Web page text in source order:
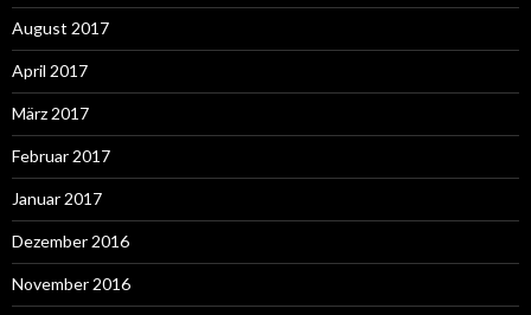
August 2017
April 2017
März 2017
Februar 2017
Januar 2017
Dezember 2016
November 2016